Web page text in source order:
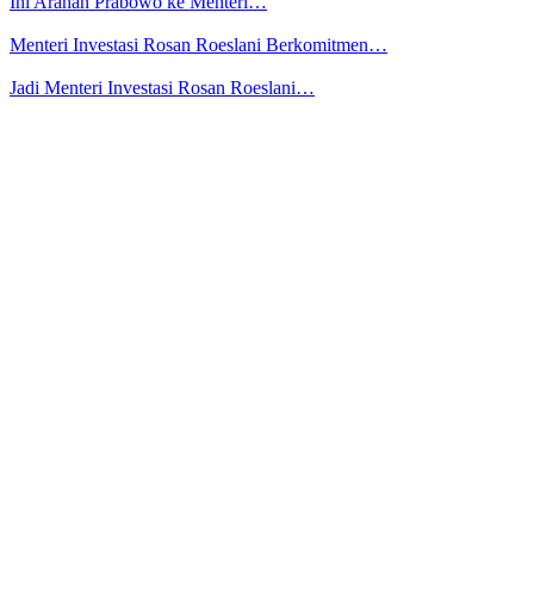
Menteri Investasi Rosan Roeslani Berkomitmen…
Jadi Menteri Investasi Rosan Roeslani…